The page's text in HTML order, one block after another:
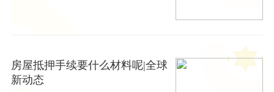
房屋抵押手续要什么材料呢|全球
新动态